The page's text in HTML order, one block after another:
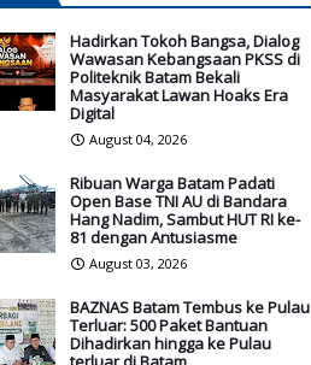
Hadirkan Tokoh Bangsa, Dialog
Wawasan Kebangsaan PKSS di
Politeknik Batam Bekali
Masyarakat Lawan Hoaks Era
Digital
August 04, 2026
Ribuan Warga Batam Padati
Open Base TNI AU di Bandara
Hang Nadim, Sambut HUT RI ke-
81 dengan Antusiasme
August 03, 2026
BAZNAS Batam Tembus ke Pulau
Terluar: 500 Paket Bantuan
Dihadirkan hingga ke Pulau